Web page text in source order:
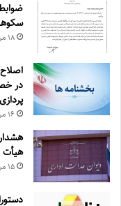
۱۸ مرداد‌ماه ۱۴۰۵
پردازی
۱۶ مرداد‌ماه ۱۴۰۵
هیأت
۱۵ مرداد‌ماه ۱۴۰۵